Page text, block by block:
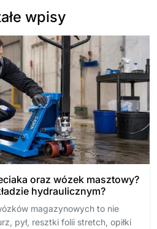
wpisy
oraz wózek masztowy?
hydraulicznym?
magazynowych to nie
pył, resztki folii stretch, opiłki